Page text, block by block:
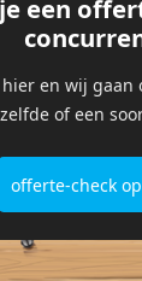
een
en wij
of een
offerte-check